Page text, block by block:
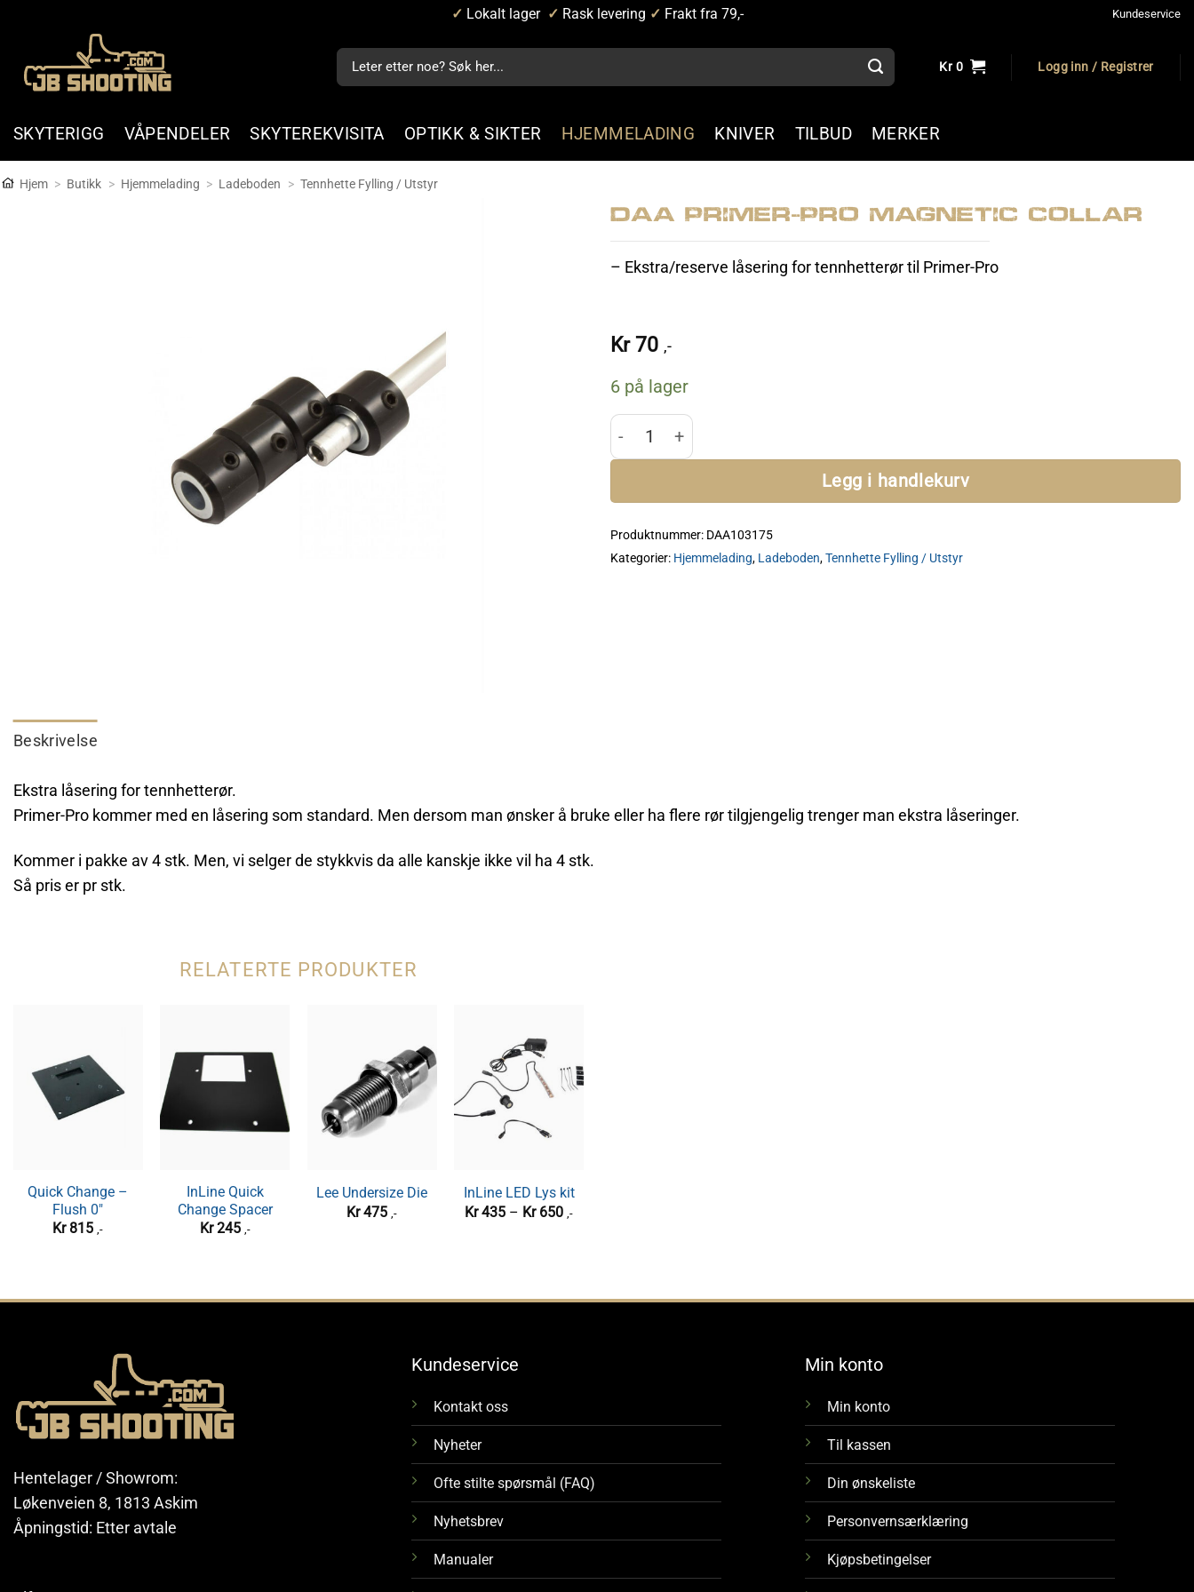
content
✓ Lokalt lager ✓ Rask levering ✓ Frakt fra 79,- Kundeservice
Søk
etter:
Kr0 Logg inn / Registrer
SKYTERIGG VÅPENDELER SKYTEREKVISITA OPTIKK & SIKTER HJEMMELADING KNIVER TILBUD MERKER
Hjem > Butikk > Hjemmelading > Ladeboden > Tennhette Fylling / Utstyr
DAA Primer-Pro Magnetic Collar
– Ekstra/reserve låsering for tennhetterør til Primer-Pro
Kr70 ,-
6 på lager
DAA Primer-Pro Magnetic Collar antall
Legg i handlekurv
Produktnummer: DAA103175
Kategorier: Hjemmelading, Ladeboden,Tennhette Fylling / Utstyr
Beskrivelse
Ekstra låsering for tennhetterør.
Primer-Pro kommer med en låsering som standard. Men dersom man ønsker å bruke eller ha flere rør tilgjengelig trenger man ekstra låseringer.
Kommer i pakke av 4 stk. Men, vi selger de stykkvis da alle kanskje ikke vil ha 4 stk.
Så pris er pr stk.
RELATERTE PRODUKTER
Quick Change –
Flush 0″
Kr 815 ,-
InLine Quick
Change Spacer
Kr245 ,-
Lee Undersize Die
Kr475 ,-
InLine LED Lys kit
Kr435 – Kr 650Prisområde:
Kr 435
,-
Hentelager / Showrom:
Løkenveien 8, 1813 Askim
Åpningstid: Etter avtale
Kundeservice
Kontakt oss
Nyheter
Ofte stilte spørsmål (FAQ)
Nyhetsbrev
Manualer
Min konto
Min konto
Til kassen
Din ønskeliste
Personvernsærklæring
Kjøpsbetingelser